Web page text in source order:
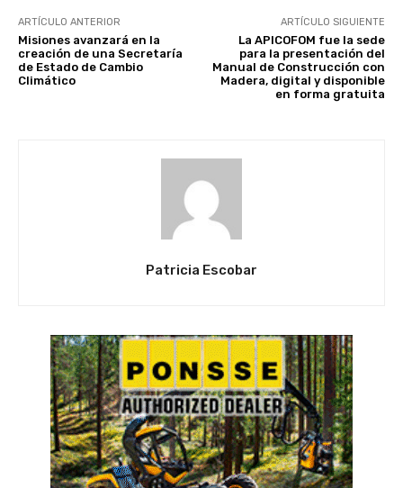
ARTÍCULO ANTERIOR
Misiones avanzará en la
creación de una Secretaría
de Estado de Cambio
Climático
ARTÍCULO SIGUIENTE
La APICOFOM fue la sede
para la presentación del
Manual de Construcción con
Madera, digital y disponible
en forma gratuita
Patricia Escobar